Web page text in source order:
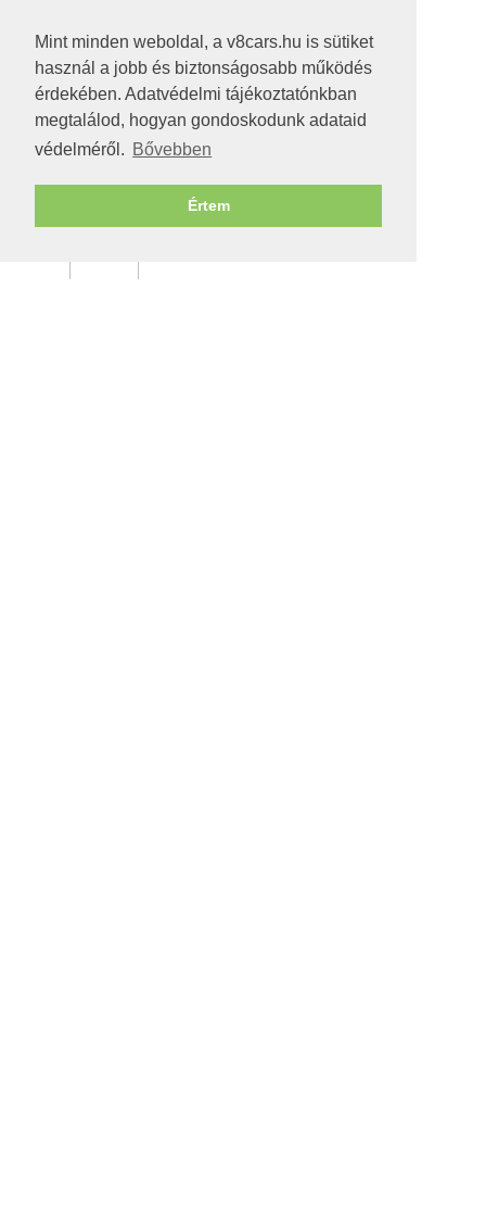
Mint minden weboldal, a v8cars.hu is sütiket
használ a jobb és biztonságosabb működés
érdekében. Adatvédelmi tájékoztatónkban
megtalálod, hogyan gondoskodunk adataid
védelméről. Bővebben
Értem